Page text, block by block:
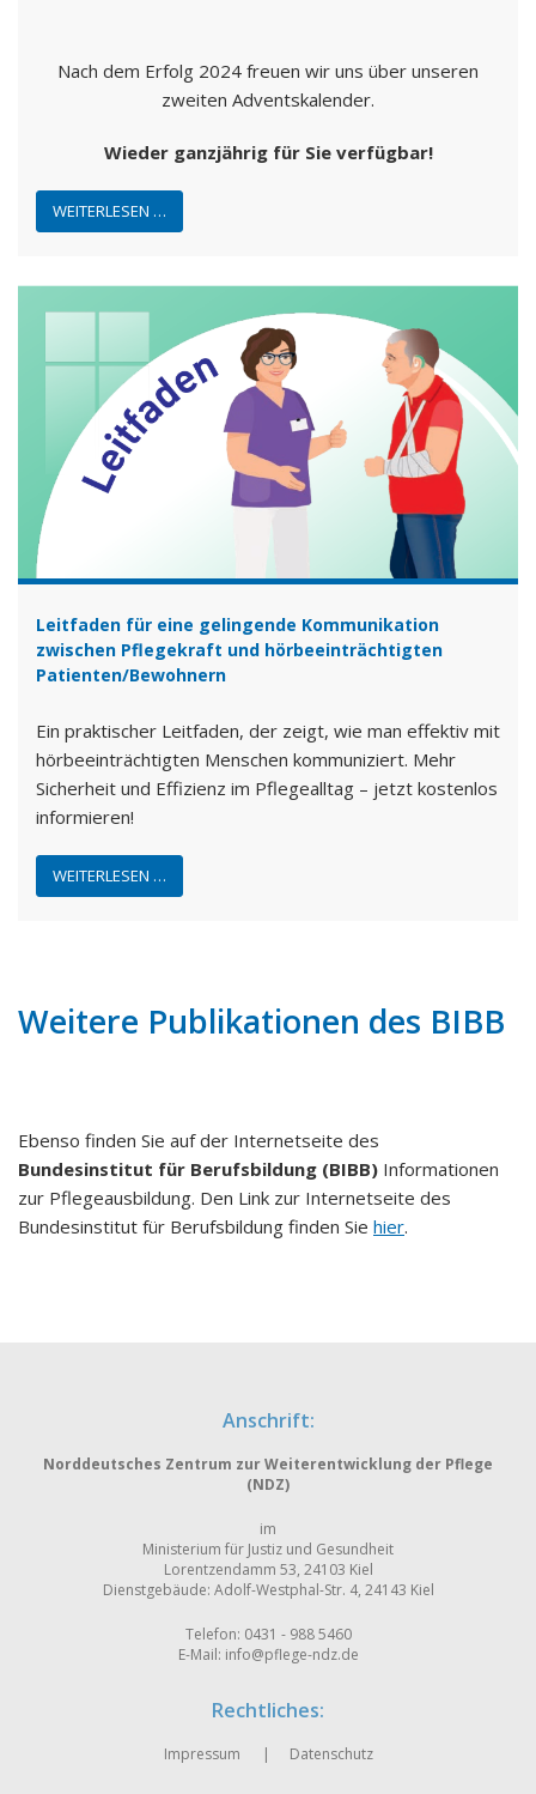
Nach dem Erfolg 2024 freuen wir uns über unseren
zweiten Adventskalender.
Wieder ganzjährig für Sie verfügbar!
WEITERLESEN …
Leitfaden für eine gelingende Kommunikation
zwischen Pflegekraft und hörbeeinträchtigten
Patienten/Bewohnern
Ein praktischer Leitfaden, der zeigt, wie man effektiv mit
hörbeeinträchtigten Menschen kommuniziert. Mehr
Sicherheit und Effizienz im Pflegealltag – jetzt kostenlos
informieren!
WEITERLESEN …
Weitere Publikationen des BIBB
Ebenso finden Sie auf der Internetseite des
Bundesinstitut für Berufsbildung (BIBB) Informationen
zur Pflegeausbildung. Den Link zur Internetseite des
Bundesinstitut für Berufsbildung finden Sie hier.
Anschrift:
Norddeutsches Zentrum zur Weiterentwicklung der Pflege
(NDZ)
im
Ministerium für Justiz und Gesundheit
Lorentzendamm 53, 24103 Kiel
Dienstgebäude: Adolf-Westphal-Str. 4, 24143 Kiel
Telefon: 0431 - 988 5460
E-Mail: info@pflege-ndz.de
Rechtliches:
Impressum Datenschutz